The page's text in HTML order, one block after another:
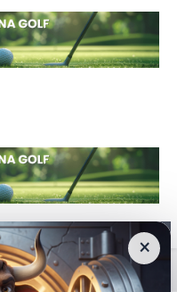
AirAsia jedná s
×